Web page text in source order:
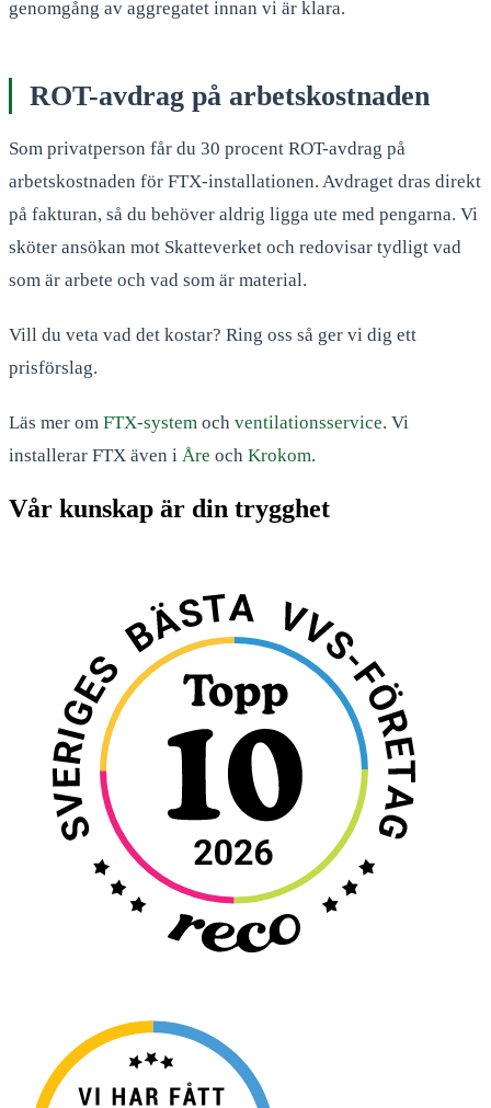
genomgång av aggregatet innan vi är klara.
ROT-avdrag på arbetskostnaden
Som privatperson får du 30 procent ROT-avdrag på
arbetskostnaden för FTX-installationen. Avdraget dras direkt
på fakturan, så du behöver aldrig ligga ute med pengarna. Vi
sköter ansökan mot Skatteverket och redovisar tydligt vad
som är arbete och vad som är material.
Vill du veta vad det kostar? Ring oss så ger vi dig ett
prisförslag.
Läs mer om FTX-system och ventilationsservice. Vi
installerar FTX även i Åre och Krokom.
Vår kunskap är din trygghet